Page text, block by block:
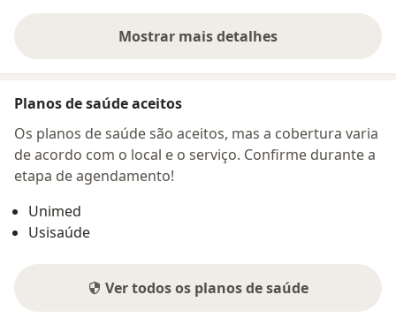
Mostrar mais detalhes
sobre o endereço
Planos de saúde aceitos
Os planos de saúde são aceitos, mas a cobertura varia
de acordo com o local e o serviço. Confirme durante a
etapa de agendamento!
Unimed
Usisaúde
Ver todos os planos de saúde